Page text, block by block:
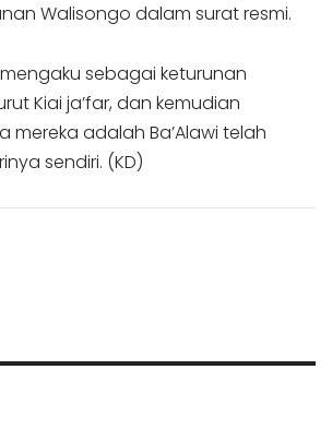
Walisongo dalam surat resmi.
sebagai keturunan
Kiai ja’far, dan kemudian
mereka adalah Ba’Alawi telah
sendiri. (KD)